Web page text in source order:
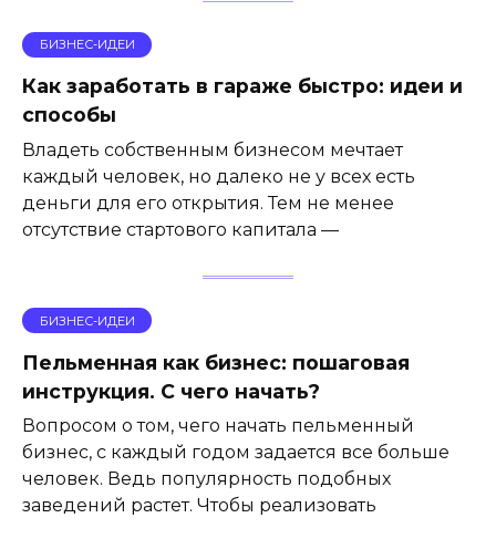
БИЗНЕС-ИДЕИ
Как заработать в гараже быстро: идеи и
способы
Владеть собственным бизнесом мечтает
каждый человек, но далеко не у всех есть
деньги для его открытия. Тем не менее
отсутствие стартового капитала —
БИЗНЕС-ИДЕИ
Пельменная как бизнес: пошаговая
инструкция. С чего начать?
Вопросом о том, чего начать пельменный
бизнес, с каждый годом задается все больше
человек. Ведь популярность подобных
заведений растет. Чтобы реализовать